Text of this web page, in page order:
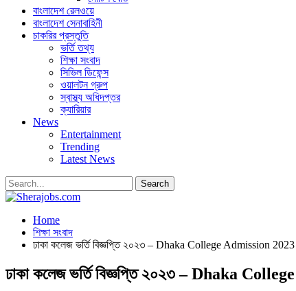
বাংলাদেশ রেলওয়ে
বাংলাদেশ সেনাবাহিনী
চাকরির প্রস্তুতি
ভর্তি তথ্য
শিক্ষা সংবাদ
সিভিল ডিফেন্স
ওয়ালটন গ্রুপ
স্বাস্থ্য অধিদপ্তর
ক্যারিয়ার
News
Entertainment
Trending
Latest News
Home
শিক্ষা সংবাদ
ঢাকা কলেজ ভর্তি বিজ্ঞপ্তি ২০২৩ – Dhaka College Admission 2023
ঢাকা কলেজ ভর্তি বিজ্ঞপ্তি ২০২৩ – Dhaka